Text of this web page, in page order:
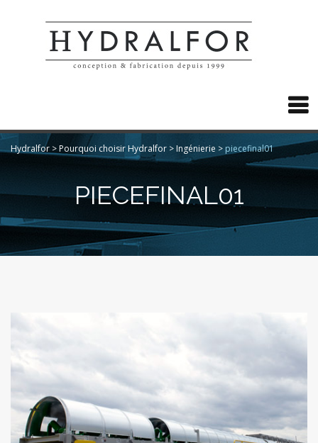

Hydralfor >Pourquoi choisir Hydralfor >Ingénierie > piecefinal01
PIECEFINAL01